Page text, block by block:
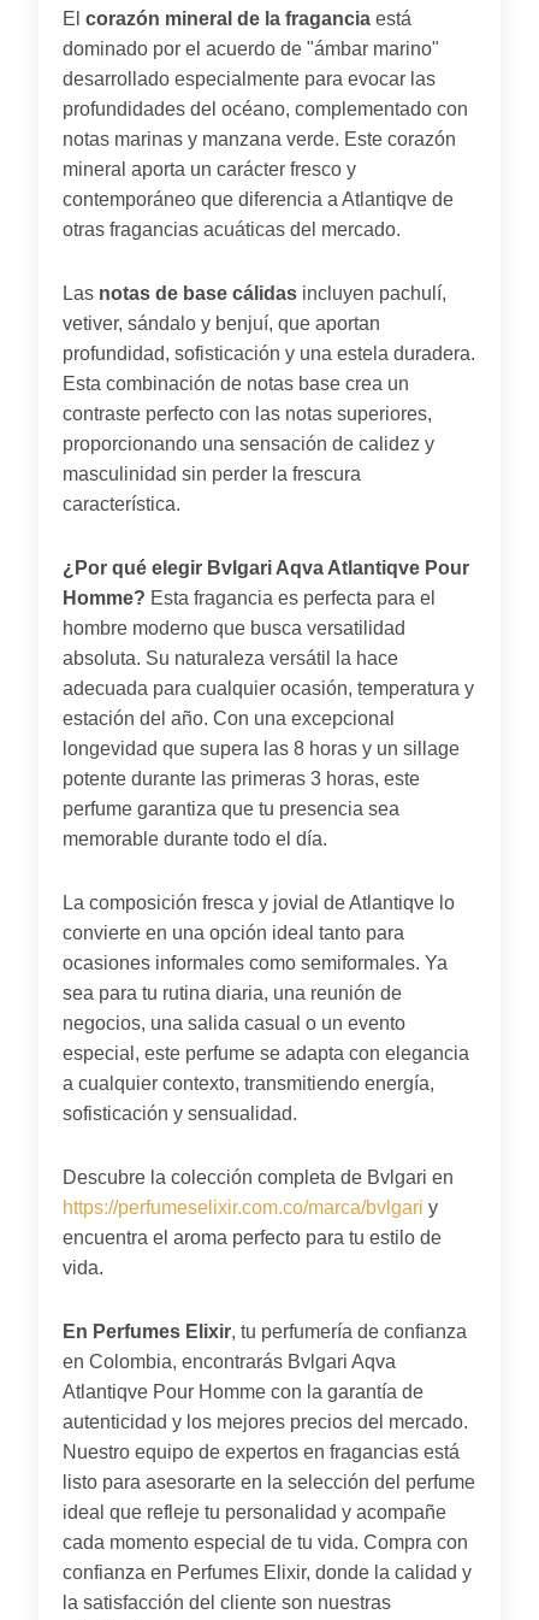
El corazón mineral de la fragancia está
dominado por el acuerdo de "ámbar marino"
desarrollado especialmente para evocar las
profundidades del océano, complementado con
notas marinas y manzana verde. Este corazón
mineral aporta un carácter fresco y
contemporáneo que diferencia a Atlantiqve de
otras fragancias acuáticas del mercado.
Las notas de base cálidas incluyen pachulí,
vetiver, sándalo y benjuí, que aportan
profundidad, sofisticación y una estela duradera.
Esta combinación de notas base crea un
contraste perfecto con las notas superiores,
proporcionando una sensación de calidez y
masculinidad sin perder la frescura
característica.
¿Por qué elegir Bvlgari Aqva Atlantiqve Pour
Homme? Esta fragancia es perfecta para el
hombre moderno que busca versatilidad
absoluta. Su naturaleza versátil la hace
adecuada para cualquier ocasión, temperatura y
estación del año. Con una excepcional
longevidad que supera las 8 horas y un sillage
potente durante las primeras 3 horas, este
perfume garantiza que tu presencia sea
memorable durante todo el día.
La composición fresca y jovial de Atlantiqve lo
convierte en una opción ideal tanto para
ocasiones informales como semiformales. Ya
sea para tu rutina diaria, una reunión de
negocios, una salida casual o un evento
especial, este perfume se adapta con elegancia
a cualquier contexto, transmitiendo energía,
sofisticación y sensualidad.
Descubre la colección completa de Bvlgari en
https://perfumeselixir.com.co/marca/bvlgari y
encuentra el aroma perfecto para tu estilo de
vida.
En Perfumes Elixir, tu perfumería de confianza
en Colombia, encontrarás Bvlgari Aqva
Atlantiqve Pour Homme con la garantía de
autenticidad y los mejores precios del mercado.
Nuestro equipo de expertos en fragancias está
listo para asesorarte en la selección del perfume
ideal que refleje tu personalidad y acompañe
cada momento especial de tu vida. Compra con
confianza en Perfumes Elixir, donde la calidad y
la satisfacción del cliente son nuestras